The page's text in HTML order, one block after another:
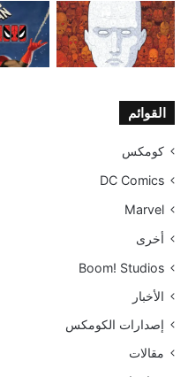
القوائم
كومكس
DC Comics
Marvel
أخرى
Boom! Studios
الأخبار
إصدارات الكومكس
مقالات